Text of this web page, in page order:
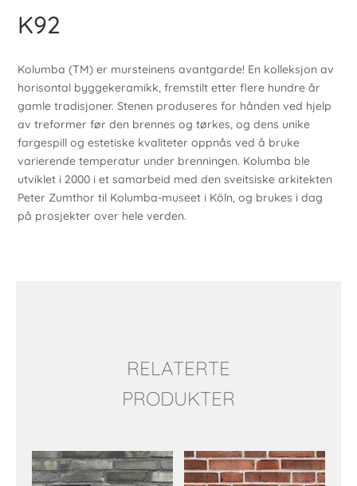
K92
Kolumba (TM) er mursteinens avantgarde! En kolleksjon av
horisontal byggekeramikk, fremstilt etter flere hundre år
gamle tradisjoner. Stenen produseres for hånden ved hjelp
av treformer før den brennes og tørkes, og dens unike
fargespill og estetiske kvaliteter oppnås ved å bruke
varierende temperatur under brenningen. Kolumba ble
utviklet i 2000 i et samarbeid med den sveitsiske arkitekten
Peter Zumthor til Kolumba-museet i Köln, og brukes i dag
på prosjekter over hele verden.
RELATERTE
PRODUKTER